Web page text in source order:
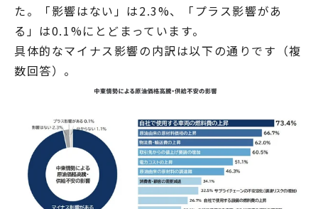
た。「影響はない」は2.3%、「プラス影響があ
る」は0.1%にとどまっています。
具体的なマイナス影響の内訳は以下の通りです（複
数回答）。